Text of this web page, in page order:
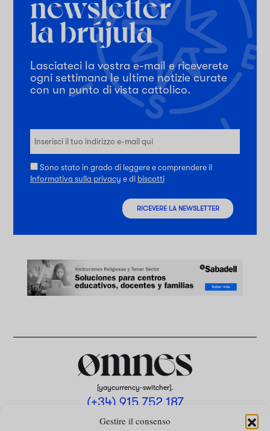
Gestire il consenso
Lasciateci la vostra e-mail e riceverete
ogni settimana le ultime notizie curate
con un punto di vista cattolico.
Sono stato in grado di leggere e comprendere il
Informativa sulla privacy e di biscotti
RICEVERE LA NEWSLETTER
[yaycurrency-switcher].
(+34) 915 752 187
omnes@omnesmag.com